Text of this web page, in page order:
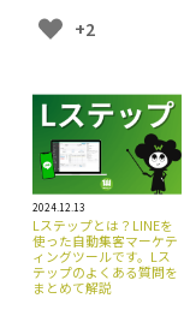
+2
2024.12.13
Lステップとは？LINEを
使った自動集客マーケテ
ィングツールです。Lス
テップのよくある質問を
まとめて解説